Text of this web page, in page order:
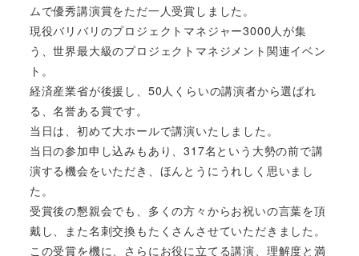
ムで優秀講演賞をただ一人受賞しました。
現役バリバリのプロジェクトマネジャー3000人が集
う、世界最大級のプロジェクトマネジメント関連イベン
ト。
経済産業省が後援し、50人くらいの講演者から選ばれ
る、名誉ある賞です。
当日は、初めて大ホールで講演いたしました。
当日の参加申し込みもあり、317名という大勢の前で講
演する機会をいただき、ほんとうにうれしく思いまし
た。
受賞後の懇親会でも、多くの方々からお祝いの言葉を頂
戴し、また名刺交換もたくさんさせていただきました。
この受賞を機に、さらにお役に立てる講演、理解度と満